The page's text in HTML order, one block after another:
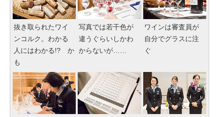
抜き取られたワイ
ンコルク。わかる
人にはわかる!? か
も
写真では若干色が
違うぐらいしかわ
からないが……
ワインは審査員が
自分でグラスに注
ぐ